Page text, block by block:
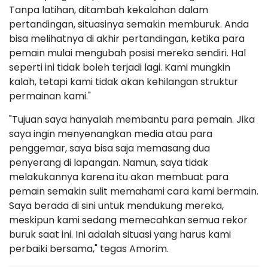
Tanpa latihan, ditambah kekalahan dalam
pertandingan, situasinya semakin memburuk. Anda
bisa melihatnya di akhir pertandingan, ketika para
pemain mulai mengubah posisi mereka sendiri. Hal
seperti ini tidak boleh terjadi lagi. Kami mungkin
kalah, tetapi kami tidak akan kehilangan struktur
permainan kami."
"Tujuan saya hanyalah membantu para pemain. Jika
saya ingin menyenangkan media atau para
penggemar, saya bisa saja memasang dua
penyerang di lapangan. Namun, saya tidak
melakukannya karena itu akan membuat para
pemain semakin sulit memahami cara kami bermain.
Saya berada di sini untuk mendukung mereka,
meskipun kami sedang memecahkan semua rekor
buruk saat ini. Ini adalah situasi yang harus kami
perbaiki bersama," tegas Amorim.